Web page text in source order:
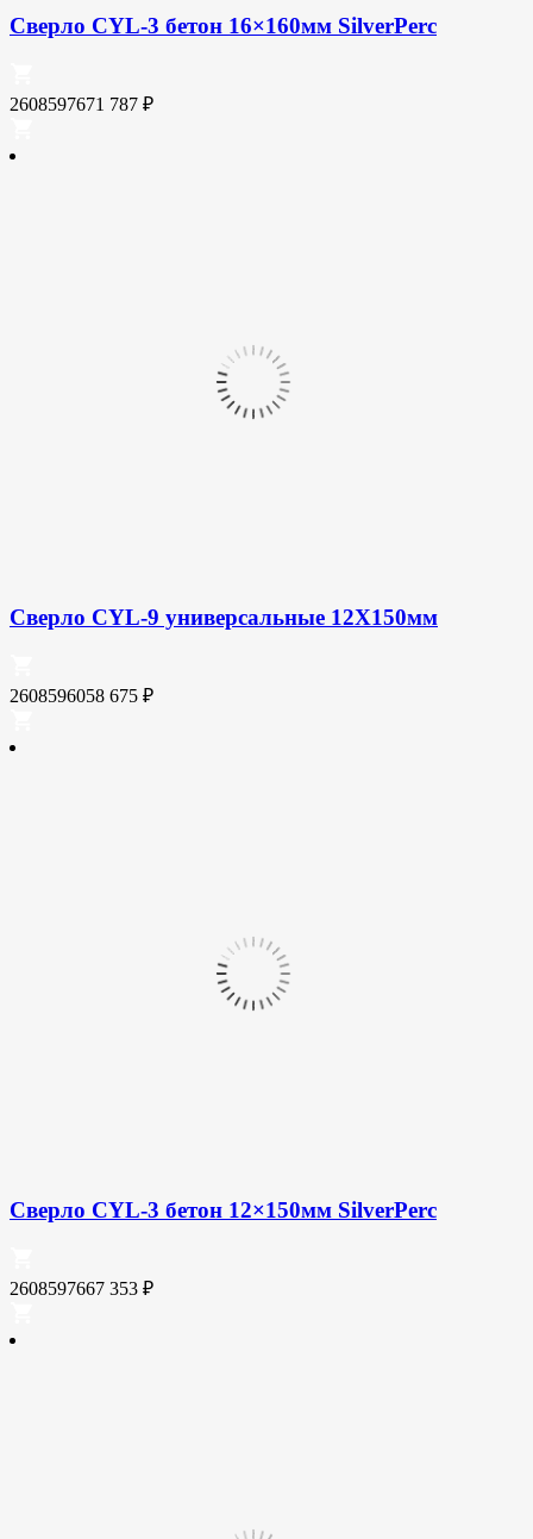
Сверло CYL-3 бетон 16×160мм SilverPerc
2608597671 787 ₽
Сверло CYL-9 универсальные 12X150мм
2608596058 675 ₽
Сверло CYL-3 бетон 12×150мм SilverPerc
2608597667 353 ₽